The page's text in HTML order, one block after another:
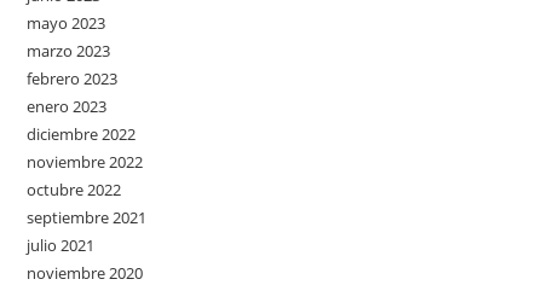
mayo 2023
marzo 2023
febrero 2023
enero 2023
diciembre 2022
noviembre 2022
octubre 2022
septiembre 2021
julio 2021
noviembre 2020